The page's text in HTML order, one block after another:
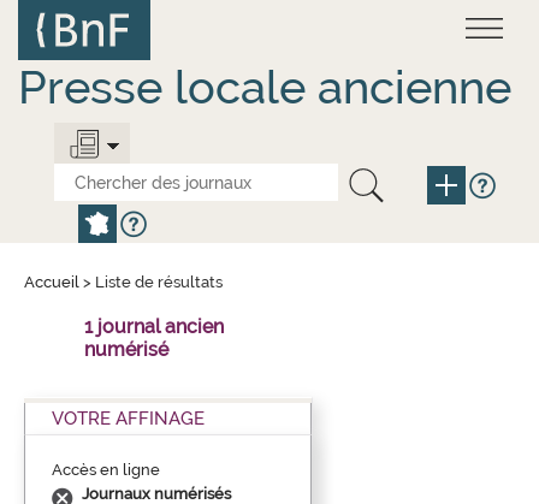
contenu
principal
Presse locale ancienne
Accueil > Liste de résultats
1 journal ancien
numérisé
VOTRE AFFINAGE
Accès en ligne
Journaux numérisés
Panneau de gestion des cookies